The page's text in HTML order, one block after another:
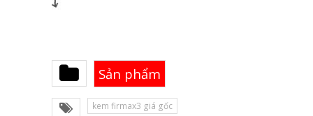
Sản phẩm
kem firmax3 giá gốc